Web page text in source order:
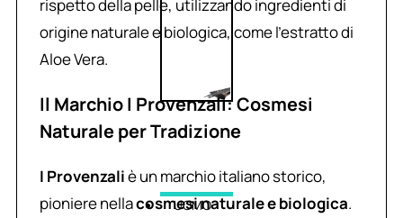
UOMO
rispetto della pelle, utilizzando ingredienti di
origine naturale e biologica, come l’estratto di
Aloe Vera.
Il Marchio I Provenzali: Cosmesi
Naturale per Tradizione
I Provenzaliè un marchio italiano storico,
pioniere nellacosmesi naturale e biologica.